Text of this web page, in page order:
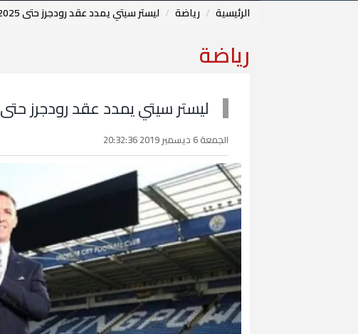
الرئيسية
رياضة ليستر سيتي يمدد عقد رودجرز حتى 2025
رياضة
ليستر سيتي يمدد عقد رودجرز حتى 2025
الجمعة 6 ديسمبر 2019 20:32:36